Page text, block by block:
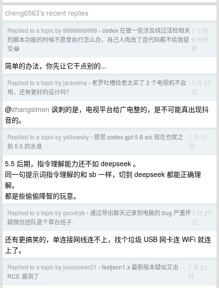
cheng6563's recent replies
Replied to a topic by 8888888888 › codex 在做一些涉及绕过活检相关
的脚本功能的时候不愿意执行怎么办，自己人肉改了连代码都不给我提
交😂
7 小时
9 分钟
前
简单的办法，你先让它干点别的...
Replied to a topic by jacketma › 老罗吐槽给老太买了 2 个电视机不会
用，还有更好的设计吗？
7 月 27
日
@zhangsimon 讽刺的是，电视平台给广电整的，是不可能真出现抖
音的。
Replied to a topic by yellowsky › 感觉 codex gpt-5.6 sol 现在也就之
前 5.5 的水准
7 月 27
日
5.5 后期，指令理解能力还不如 deepseek 。
同一句提示词指令理解的和 sb 一样，切到 deepseek 都能正确理
解。
都是些偷偷降智的玩意。
Replied to a topic by goodryb › 通过导出聊天记录到电脑的 bug 严重怀
疑微信团队是个草台班子
7 月 27
日
还有更搞笑的，单连接网线连不上，找个垃圾 USB 网卡连 WiFi 就连
上了。
Replied to a topic by joooooker21 › fastjson1.x 最新版本疑似又出
RCE 漏洞了
7 月 21
日